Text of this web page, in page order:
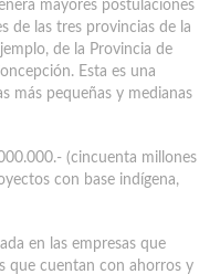
mayores postulaciones
de las tres provincias de la
de la Provincia de
Esta es una
más pequeñas y medianas
(cincuenta millones
con base indígena,
en las empresas que
que cuentan con ahorros y